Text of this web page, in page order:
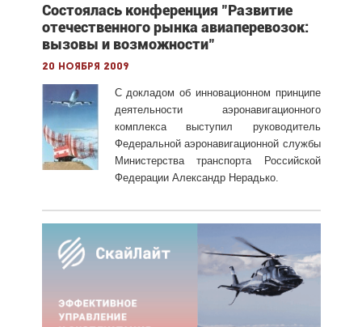
Состоялась конференция "Развитие
отечественного рынка авиаперевозок:
вызовы и возможности"
20 ноября 2009
С докладом об инновационном принципе
деятельности аэронавигационного
комплекса выступил руководитель
Федеральной аэронавигационной службы
Министерства транспорта Российской
Федерации Александр Нерадько.